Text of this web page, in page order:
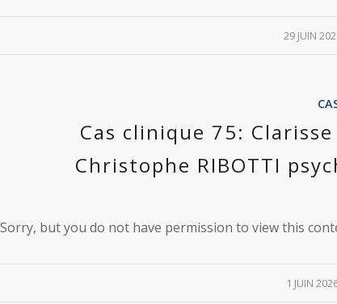
29 JUIN
/
Cas clinique 75:
Christophe RIBOTTI
Sorry, but you do not have permission to view this
1 JUIN
/